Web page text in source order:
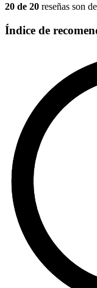
20 de 20 reseñas son
Índice de